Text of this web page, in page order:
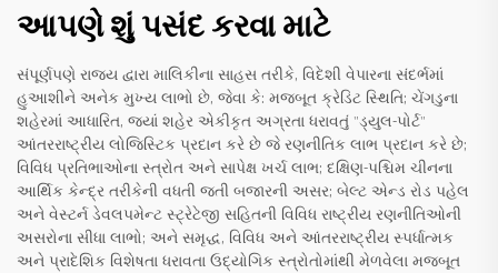
આપણે શું પસંદ કરવા માટે
સંપૂર્ણપણે રાજ્ય દ્વારા માલિકીના સાહસ તરીકે, વિદેશી વેપારના સંદર્ભમાં
હુઆશીને અનેક મુખ્ય લાભો છે, જેવા કે: મજબૂત ક્રેડિટ સ્થિતિ; ચેંગડુના
શહેરમાં આધારિત, જ્યાં શહેર એકીકૃત અગ્રતા ધરાવતું "ડ્યુલ-પોર્ટ"
આંતરરાષ્ટ્રીય લોજિસ્ટિક પ્રદાન કરે છે જે રણનીતિક લાભ પ્રદાન કરે છે;
વિવિધ પ્રતિભાઓના સ્ત્રોત અને સાપેક્ષ ખર્ચ લાભ; દક્ષિણ-પશ્ચિમ ચીનના
આર્થિક કેન્દ્ર તરીકેની વધતી જતી બજારની અસર; બેલ્ટ એન્ડ રોડ પહેલ
અને વેસ્ટર્ન ડેવલપમેન્ટ સ્ટ્રેટેજી સહિતની વિવિધ રાષ્ટ્રીય રણનીતિઓની
અસરોના સીધા લાભો; અને સમૃદ્ધ, વિવિધ અને આંતરરાષ્ટ્રીય સ્પર્ધાત્મક
અને પ્રાદેશિક વિશેષતા ધરાવતા ઉદ્યોગિક સ્ત્રોતોમાંથી મેળવેલા મજબૂત